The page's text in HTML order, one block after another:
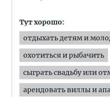
Тут хорошо:
отдыхать детям и
охотиться и рыбачить
сыграть свадьбу или
арендовать виллы и